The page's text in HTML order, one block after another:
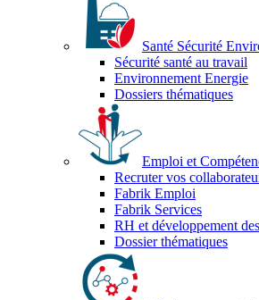
Santé Sécurité
Sécurité santé au travail
Environnement Energie
Dossiers thématiques
Emploi et
Recruter vos
Fabrik Emploi
Fabrik Services
RH et développement
Dossier thématiques